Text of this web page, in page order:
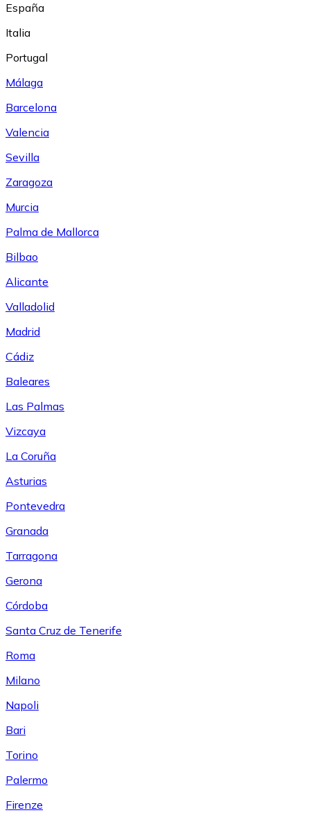
España
Italia
Portugal
Málaga
Barcelona
Valencia
Sevilla
Zaragoza
Murcia
Palma de Mallorca
Bilbao
Alicante
Valladolid
Madrid
Cádiz
Baleares
Las Palmas
Vizcaya
La Coruña
Asturias
Pontevedra
Granada
Tarragona
Gerona
Córdoba
Santa Cruz de Tenerife
Roma
Milano
Napoli
Bari
Torino
Palermo
Firenze